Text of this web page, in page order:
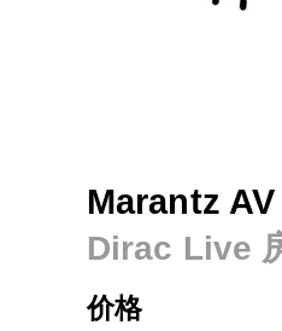
Marantz
Dirac Live
价格